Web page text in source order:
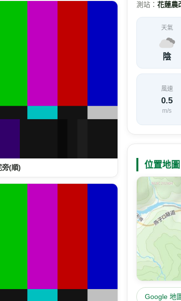
旁(順)
測站： 花蓮農
天氣
陰
風速
0.5
m/s
位置地圖
Google 地